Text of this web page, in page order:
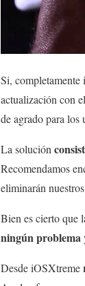
Si, completamente
actualización con
de agrado para los
La solución
Recomendamos
eliminarán
Bien es cierto que
ningún problema
Desde iOSXtreme